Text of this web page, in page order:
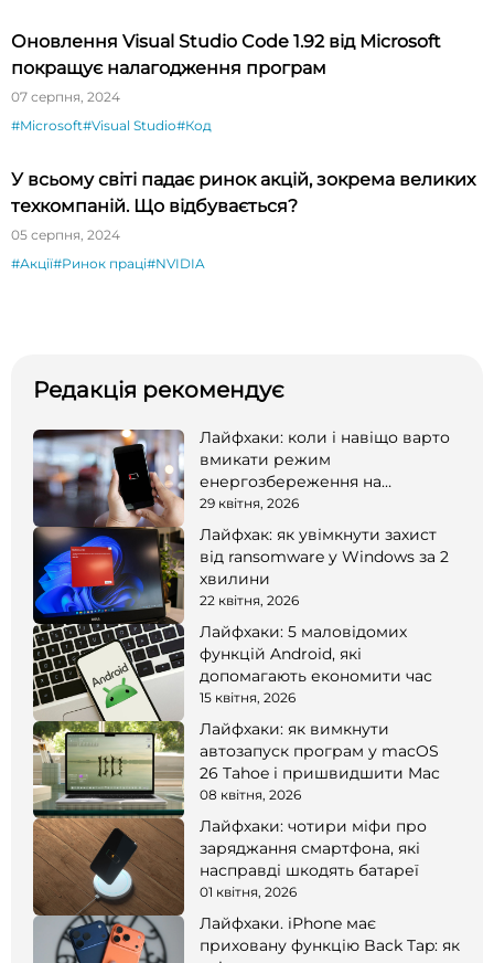
Оновлення Visual Studio Code 1.92 від Microsoft
покращує налагодження програм
07 серпня, 2024
#Microsoft#Visual Studio#Код
У всьому світі падає ринок акцій, зокрема великих
техкомпаній. Що відбувається?
05 серпня, 2024
#Акції#Ринок праці#NVIDIA
Редакція рекомендує
Лайфхаки: коли і навіщо варто
вмикати режим
енергозбереження на
смартфоні
29 квітня, 2026
Лайфхак: як увімкнути захист
від ransomware у Windows за 2
хвилини
22 квітня, 2026
Лайфхаки: 5 маловідомих
функцій Android, які
допомагають економити час
15 квітня, 2026
Лайфхаки: як вимкнути
автозапуск програм у macOS
26 Tahoe і пришвидшити Mac
08 квітня, 2026
Лайфхаки: чотири міфи про
заряджання смартфона, які
насправді шкодять батареї
01 квітня, 2026
Лайфхаки. iPhone має
приховану функцію Back Tap: як